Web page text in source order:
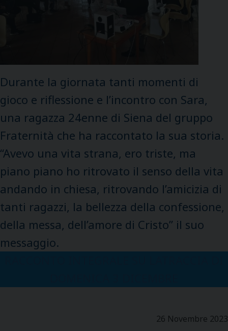
Durante la giornata tanti momenti di
gioco e riflessione e l’incontro con Sara,
una ragazza 24enne di Siena del gruppo
Fraternità che ha raccontato la sua storia.
“Avevo una vita strana, ero triste, ma
piano piano ho ritrovato il senso della vita
andando in chiesa, ritrovando l’amicizia di
tanti ragazzi, la bellezza della confessione,
della messa, dell’amore di Cristo” il suo
messaggio.
26 Novembre 2023